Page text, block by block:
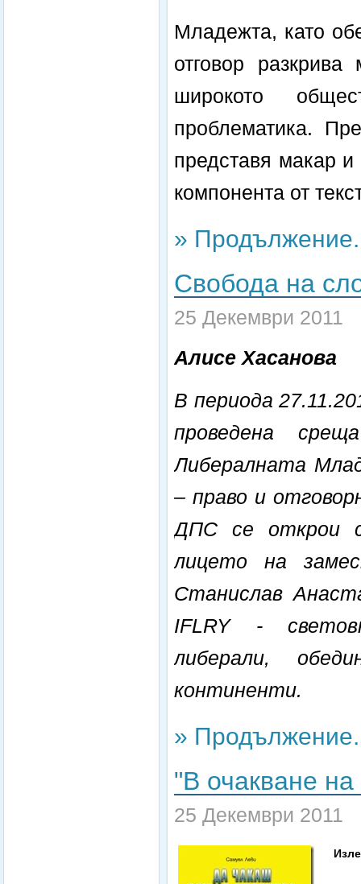
Младежта, като
отговор
широкото
проблематика.
представя макар
компонента от
»
Свобода на
25 Декември 2011
Алисе Хасанова
В периода
проведена
Либералната
– право и
ДПС се открои с
лицето на
Станислав
IFLRY -
либерали,
континенти.
»
"В очакване
25 Декември 2011